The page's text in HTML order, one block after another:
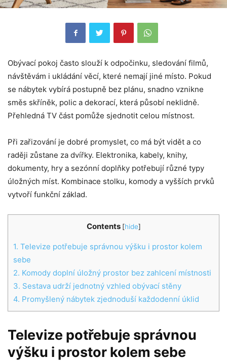
Obývací pokoj často slouží k odpočinku, sledování filmů,
návštěvám i ukládání věcí, které nemají jiné místo. Pokud
se nábytek vybírá postupně bez plánu, snadno vznikne
směs skříněk, polic a dekorací, která působí neklidně.
Přehledná TV část pomůže sjednotit celou místnost.
Při zařizování je dobré promyslet, co má být vidět a co
raději zůstane za dvířky. Elektronika, kabely, knihy,
dokumenty, hry a sezónní doplňky potřebují různé typy
úložných míst. Kombinace stolku, komody a vyšších prvků
vytvoří funkční základ.
Contents [hide]
1. Televize potřebuje správnou výšku i prostor kolem
sebe
2. Komody doplní úložný prostor bez zahlcení místnosti
3. Sestava udrží jednotný vzhled obývací stěny
4. Promyšlený nábytek zjednoduší každodenní úklid
Televize potřebuje správnou
výšku i prostor kolem sebe